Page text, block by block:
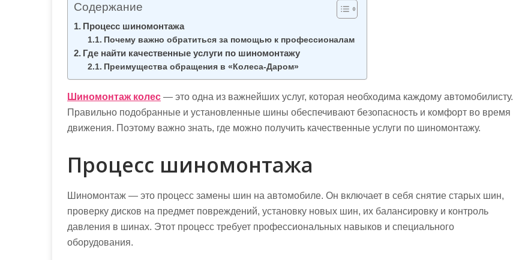
Содержание
Процесс шиномонтажа
Почему важно обратиться за помощью к профессионалам
Где найти качественные услуги по шиномонтажу
Преимущества обращения в «Колеса-Даром»
Шиномонтаж колес — это одна из важнейших услуг, которая необходима каждому автомобилисту.
Правильно подобранные и установленные шины обеспечивают безопасность и комфорт во время
движения. Поэтому важно знать, где можно получить качественные услуги по шиномонтажу.
Процесс шиномонтажа
Шиномонтаж — это процесс замены шин на автомобиле. Он включает в себя снятие старых шин,
проверку дисков на предмет повреждений, установку новых шин, их балансировку и контроль
давления в шинах. Этот процесс требует профессиональных навыков и специального
оборудования.